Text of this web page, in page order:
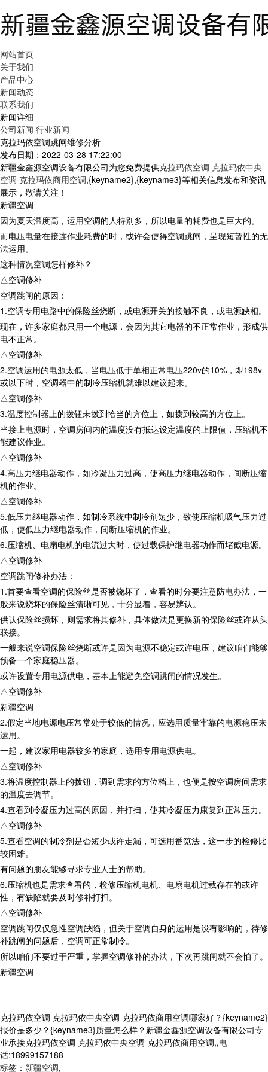
网站首页
关于我们
产品中心
新闻动态
联系我们
新闻详细
公司新闻 行业新闻
克拉玛依空调跳闸维修分析
发布日期：2022-03-28 17:22:00
新疆金鑫源空调设备有限公司为您免费提供克拉玛依空调 克拉玛依中央
空调 克拉玛依商用空调,{keyname2},{keyname3}等相关信息发布和资讯
展示，敬请关注！
新疆空调
因为夏天温度高，运用空调的人特别多，所以电量的耗费也是巨大的。
而电压电量在接连作业耗费的时，或许会使得空调跳闸，呈现短暂性的无
法运用。
这种情况空调怎样修补？
△空调修补
空调跳闸的原因：
1.空调专用电路中的保险丝烧断，或电源开关的接触不良，或电源缺相。
现在，许多家庭都只用一个电源，会因为其它电器的不正常作业，形成供
电不正常。
△空调修补
2.空调运用的电源太低，当电压低于单相正常电压220v的10%，即198v
或以下时，空调器中的制冷压缩机就难以建议起来。
△空调修补
3.温度控制器上的拨钮未拨到恰当的方位上，如拨到较高的方位上。
当接上电源时，空调房间内的温度没有抵达设定温度的上限值，压缩机不
能建议作业。
△空调修补
4.高压力继电器动作，如冷凝压力过高，使高压力继电器动作，间断压缩
机的作业。
△空调修补
5.低压力继电器动作，如制冷系统中制冷剂短少，致使压缩机吸气压力过
低，使低压力继电器动作，间断压缩机的作业。
6.压缩机、电扇电机的电流过大时，使过载保护继电器动作而堵截电源。
△空调修补
空调跳闸修补办法：
1.首要查看空调的保险丝是否被烧坏了，查看的时分要注意防电办法，一
般来说烧坏的保险丝清晰可见，十分显着，容易辨认。
供认保险丝损坏，则需求将其修补，具体做法是更换新的保险丝或许从头
联接。
一般来说空调保险丝烧断或许是因为电源不稳定或许电压，建议咱们能够
预备一个家庭稳压器。
或许设置专用电源供电，基本上能避免空调跳闸的情况发生。
△空调修补
新疆空调
2.假定当地电源电压常常处于较低的情况，应选用质量牢靠的电源稳压来
运用。
一起，建议家用电器较多的家庭，选用专用电源供电。
△空调修补
3.将温度控制器上的拨钮，调到需求的方位档上，也便是按空调房间需求
的温度去调节。
4.查看到冷凝压力过高的原因，并打扫，使其冷凝压力康复到正常压力。
△空调修补
5.查看空调的制冷剂是否短少或许走漏，可选用番笕法，这一步的检修比
较困难。
有问题的朋友能够寻求专业人士的帮助。
6.压缩机也是需求查看的，检修压缩机电机、电扇电机过载存在的或许
性，有缺陷就要及时修补打扫。
△空调修补
空调跳闸仅仅急性空调缺陷，但关于空调自身的运用是没有影响的，待修
补跳闸的问题后，空调可正常制冷。
所以咱们不要过于严重，掌握空调修补的办法，下次再跳闸就不会怕了。
新疆空调
克拉玛依空调 克拉玛依中央空调 克拉玛依商用空调哪家好？{keyname2}
报价是多少？{keyname3}质量怎么样？新疆金鑫源空调设备有限公司专
业承接克拉玛依空调 克拉玛依中央空调 克拉玛依商用空调,,电
话:18999157188
标签： 新疆空调,